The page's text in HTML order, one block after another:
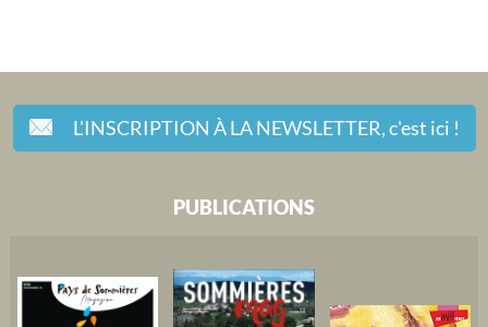
L'INSCRIPTION À LA NEWSLETTER,c'est ici !
PUBLICATIONS